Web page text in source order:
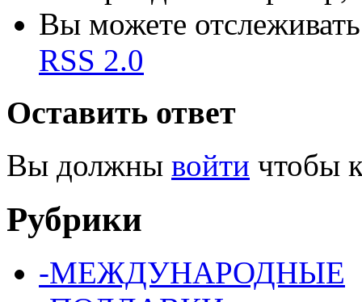
Вы можете отслеживать
RSS 2.0
Оставить ответ
Вы должны войти чтобы
Рубрики
-МЕЖДУНАРОДНЫЕ